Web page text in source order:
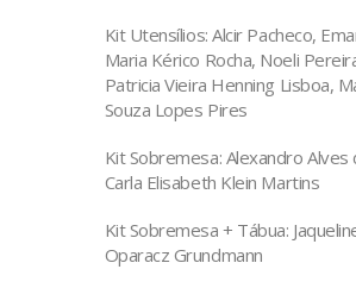
Kit Utensílios: Alcir Pacheco,
Maria Kérico Rocha, Noeli
Patricia Vieira Henning Lisboa,
Souza Lopes Pires
Kit Sobremesa: Alexandro Alves
Carla Elisabeth Klein Martins
Kit Sobremesa + Tábua:
Oparacz Grundmann